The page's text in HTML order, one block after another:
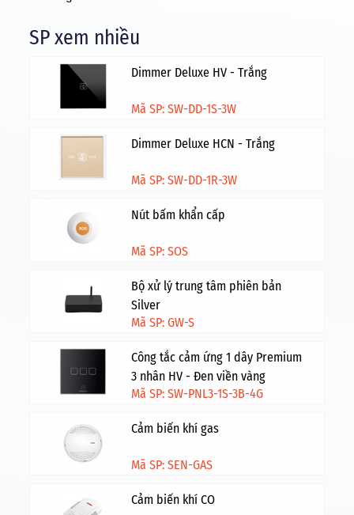
SP xem nhiều
Dimmer Deluxe HV - Trắng
Mã SP: SW-DD-1S-3W
Dimmer Deluxe HCN - Trắng
Mã SP: SW-DD-1R-3W
Nút bấm khẩn cấp
Mã SP: SOS
Bộ xử lý trung tâm phiên bản
Silver
Mã SP: GW-S
Công tắc cảm ứng 1 dây Premium
3 nhân HV - Đen viền vàng
Mã SP: SW-PNL3-1S-3B-4G
Cảm biến khí gas
Mã SP: SEN-GAS
Cảm biến khí CO